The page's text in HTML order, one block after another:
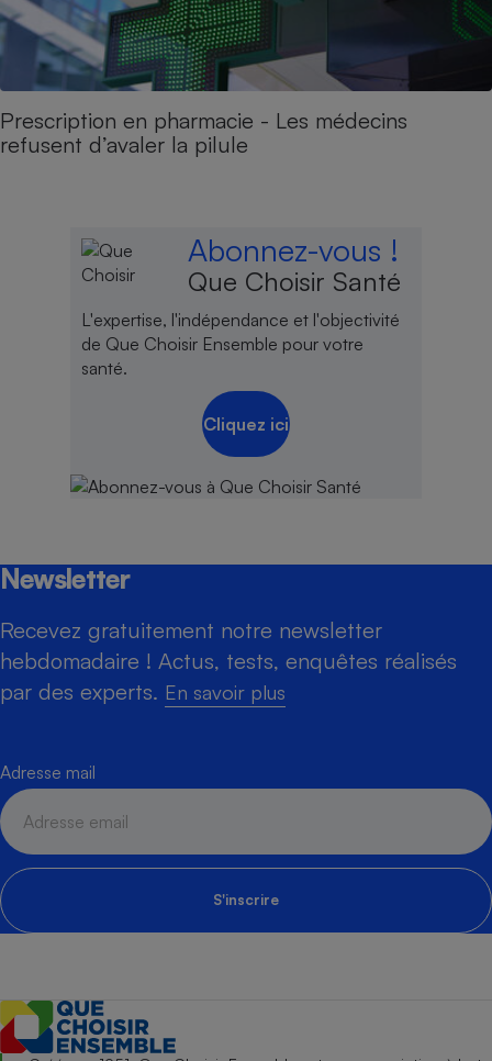
Prescription en pharmacie - Les médecins
refusent d’avaler la pilule
Abonnez-vous !
Que Choisir Santé
L'expertise, l'indépendance et l'objectivité
de Que Choisir Ensemble pour votre
santé.
Cliquez ici
Newsletter
Recevez gratuitement notre newsletter
hebdomadaire ! Actus, tests, enquêtes réalisés
par des experts. En savoir plus
Adresse mail
S'inscrire